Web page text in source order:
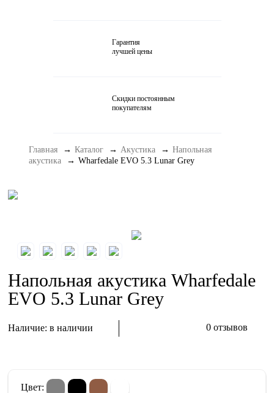
Виниловые проигрыватели
Домашние кинотеатры
Портативный Hi-Fi
Гарантия
лучшей цены
Скидки постоянным
покупателям
Главная Каталог Акустика
Напольная
акустика
Wharfedale EVO 5.3 Lunar Grey
Напольная акустика Wharfedale
EVO 5.3 Lunar Grey
Наличие:в наличии 0 отзывов
Цвет: